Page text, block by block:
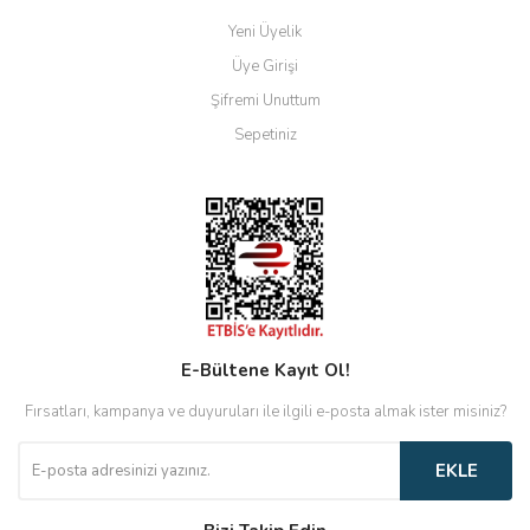
Yeni Üyelik
Üye Girişi
Şifremi Unuttum
Sepetiniz
E-Bültene Kayıt Ol!
Fırsatları, kampanya ve duyuruları ile ilgili e-posta almak ister misiniz?
EKLE